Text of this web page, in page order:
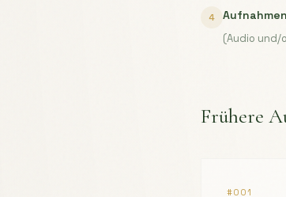
4 Aufnahmen
(Audio und/
Frühere
#001